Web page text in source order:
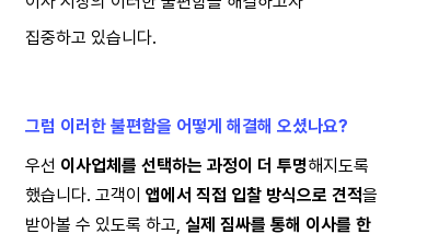
집중하고 있습니다.
그럼 이러한 불편함을 어떻게 해결해 오셨나요?
우선 이사업체를 선택하는 과정이 더 투명해지도록
했습니다. 고객이 앱에서 직접 입찰 방식으로 견적을
받아볼 수 있도록 하고, 실제 짐싸를 통해 이사를 한